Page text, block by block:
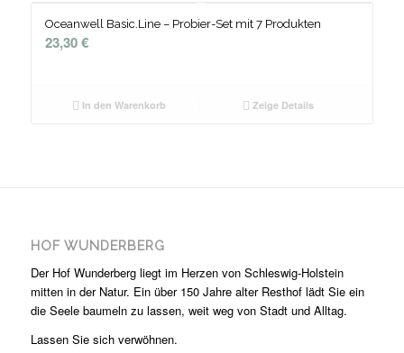
Oceanwell Basic.Line – Probier-Set mit 7 Produkten
23,30€
In den Warenkorb Zeige Details
HOF WUNDERBERG
Der Hof Wunderberg liegt im Herzen von Schleswig-Holstein
mitten in der Natur. Ein über 150 Jahre alter Resthof lädt Sie ein
die Seele baumeln zu lassen, weit weg von Stadt und Alltag.
Lassen Sie sich verwöhnen.